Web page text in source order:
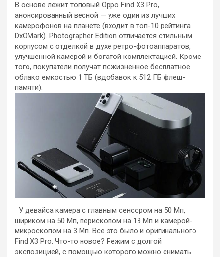
В основе лежит топовый Oppo Find X3 Pro,
анонсированный весной — уже один из лучших
камерофонов на планете (входит в топ-10 рейтинга
DxOMark). Photographer Edition отличается стильным
корпусом с отделкой в духе ретро-фотоаппаратов,
улучшенной камерой и богатой комплектацией. Кроме
того, покупатели получат пожизненное бесплатное
облако емкостью 1 ТБ (вдобавок к 512 ГБ флеш-
памяти).
У девайса камера с главным сенсором на 50 Мп,
шириком на 50 Мп, перископом на 13 Мп и камерой-
микроскопом на 3 Мп. Все это было и оригинального
Find X3 Pro. Что-то новое? Режим с долгой
экспозицией, с помощью которого можно снимать